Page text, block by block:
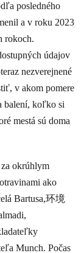
posledného
a v roku 2023
rokoch.
údajov
nezverejnené
v akom pomere
balení, koľko si
mestá sú doma
okrúhlym
ako
Bartusa,环境
Munch. Počas